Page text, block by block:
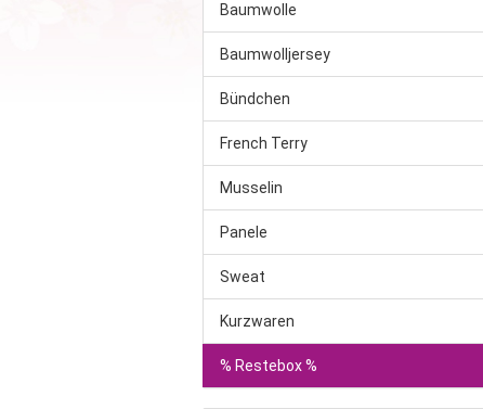
Baumwolle
Baumwolljersey
Bündchen
French Terry
Musselin
Panele
Sweat
Kurzwaren
% Restebox %